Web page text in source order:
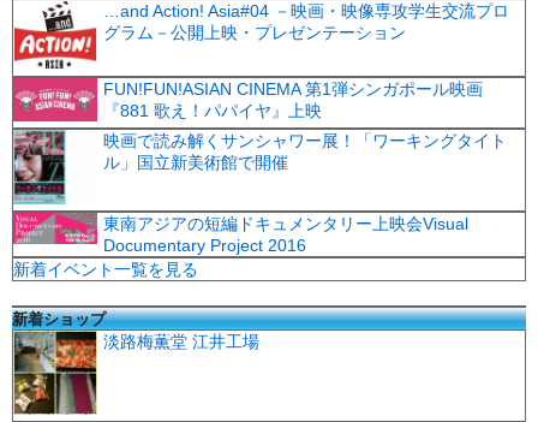
…and Action! Asia#04 －映画・映像専攻学生交流プロ
グラム－公開上映・プレゼンテーション
FUN!FUN!ASIAN CINEMA 第1弾シンガポール映画
『881 歌え！パパイヤ』上映
映画で読み解くサンシャワー展！「ワーキングタイト
ル」国立新美術館で開催
東南アジアの短編ドキュメンタリー上映会Visual
Documentary Project 2016
新着イベント一覧を見る
新着ショップ
淡路梅薫堂 江井工場